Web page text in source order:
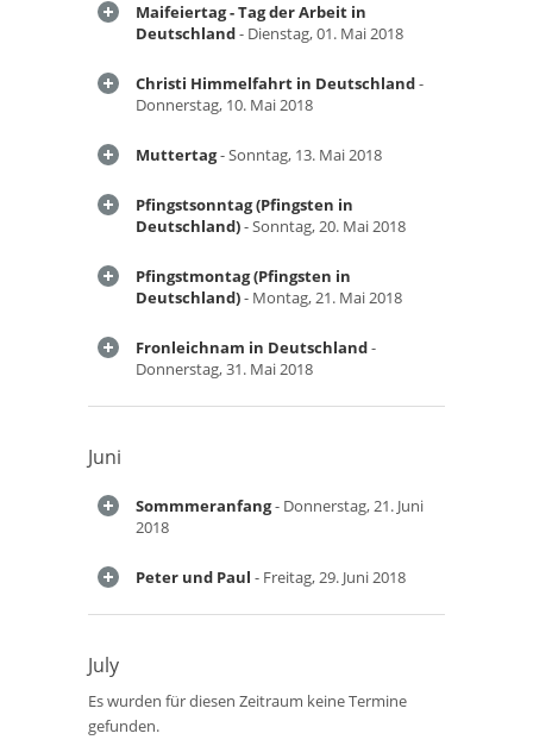
Maifeiertag - Tag der Arbeit in
Deutschland- Dienstag, 01. Mai 2018
Christi Himmelfahrt in Deutschland-
Donnerstag, 10. Mai 2018
Muttertag- Sonntag, 13. Mai 2018
Pfingstsonntag (Pfingsten in
Deutschland)- Sonntag, 20. Mai 2018
Pfingstmontag (Pfingsten in
Deutschland)- Montag, 21. Mai 2018
Fronleichnam in Deutschland-
Donnerstag, 31. Mai 2018
Juni
Sommmeranfang- Donnerstag, 21. Juni
2018
Peter und Paul - Freitag, 29. Juni 2018
July
Es wurden für diesen Zeitraum keine Termine
gefunden.